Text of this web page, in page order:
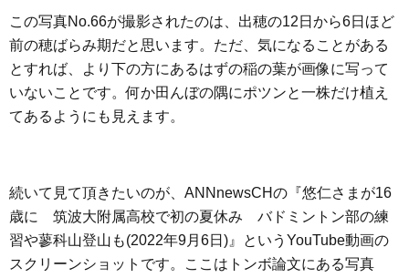
この写真No.66が撮影されたのは、出穂の12日から6日ほど
前の穂ばらみ期だと思います。ただ、気になることがある
とすれば、より下の方にあるはずの稲の葉が画像に写って
いないことです。何か田んぼの隅にポツンと一株だけ植え
てあるようにも見えます。
続いて見て頂きたいのが、ANNnewsCHの『悠仁さまが16
歳に 筑波大附属高校で初の夏休み バドミントン部の練
習や蓼科山登山も(2022年9月6日)』というYouTube動画の
スクリーンショットです。ここはトンボ論文にある写真